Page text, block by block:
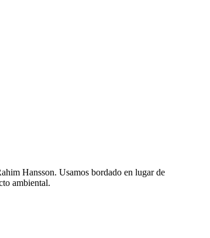
Hansson. Usamos bordado en lugar de
ambiental.